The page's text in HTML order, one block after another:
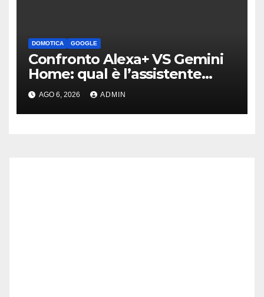
DOMOTICA GOOGLE
Confronto Alexa+ VS Gemini
Home: qual è l’assistente
migliore | Video
AGO 6, 2026 ADMIN